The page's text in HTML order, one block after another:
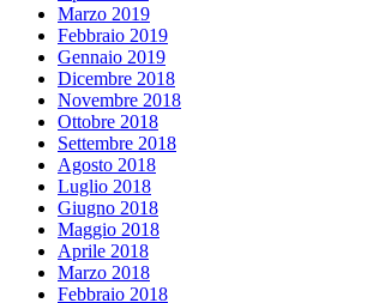
Marzo 2019
Febbraio 2019
Gennaio 2019
Dicembre 2018
Novembre 2018
Ottobre 2018
Settembre 2018
Agosto 2018
Luglio 2018
Giugno 2018
Maggio 2018
Aprile 2018
Marzo 2018
Febbraio 2018